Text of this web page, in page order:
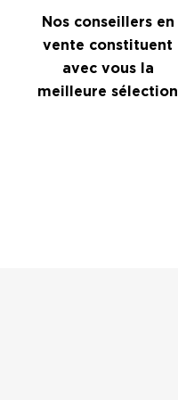
Nos conseillers en
vente constituent
avec vous la
meilleure sélection